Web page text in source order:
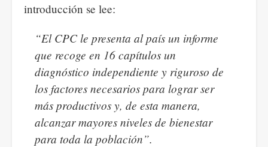
introducción se lee:
“El CPC le presenta al país un informe
que recoge en 16 capítulos un
diagnóstico independiente y riguroso de
los factores necesarios para lograr ser
más productivos y, de esta manera,
alcanzar mayores niveles de bienestar
para toda la población”.